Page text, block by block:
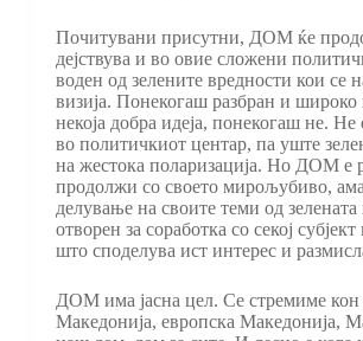
Почитувани присутни, ДОМ ќе
дејствува и во овие сложени
воден од зелените вредности кои се
визија. Понекогаш разбран и широко
некоја добра идеја, понекогаш не. Не
во политичкиот центар, па уште
на жестока поларизација. Но ДОМ е
продолжи со своето мирољубиво,
делување на своите теми од зелената
отворен за соработка со секој
што споделува ист интерес и
ДОМ има јасна цел. Се стремиме кон
Македонија, европска Македонија,